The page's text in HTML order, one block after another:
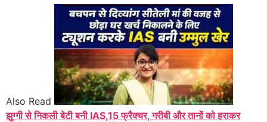
Also Read
झुग्गी से निकली बेटी बनी IAS,15 फ्रैक्चर, गरीबी और तानों को हराकर